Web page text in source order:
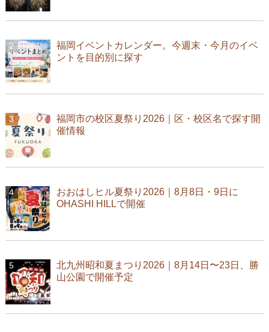
福岡イベントカレンダー。今週末・今月のイベ
ントを目的別に探す
福岡市の校区夏祭り2026｜区・校区名で探す開
催情報
おおはしヒル夏祭り2026｜8月8日・9日に
OHASHI HILLで開催
北九州昭和夏まつり2026｜8月14日〜23日、勝
山公園で開催予定